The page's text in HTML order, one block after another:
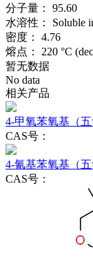
分子量：
95.60
水溶性：
Soluble
密度：
4.76
熔点：
220 °C
暂无数据
No data
相关产品
4-甲氧苯氧基（
CAS号：
4-氰基苯氧基（
CAS号：